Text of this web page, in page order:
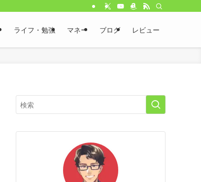
ライフ・勉強 マネー ブログ レビュー